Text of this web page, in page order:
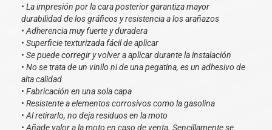
• La impresión por la cara posterior garantiza mayor
durabilidad de los gráficos y resistencia a los arañazos
• Adherencia muy fuerte y duradera
• Superficie texturizada fácil de aplicar
• Se puede corregir y volver a aplicar durante la instalación
• No se trata de un vinilo ni de una pegatina, es un adhesivo de
alta calidad
• Fabricación en una sola capa
• Resistente a elementos corrosivos como la gasolina
• Al retirarlo, no deja residuos en la moto
• Añade valor a la moto en caso de venta. Sencillamente se